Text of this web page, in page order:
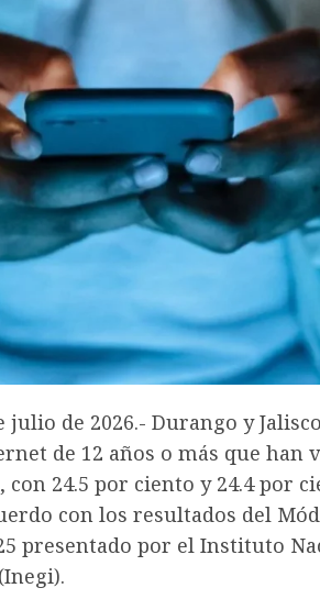
julio de 2026.- Durango y
de 12 años o más que han
24.5 por ciento y 24.4 por
con los resultados del
presentado por el Instituto